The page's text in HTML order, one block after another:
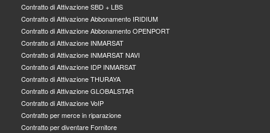
Contratto di Attivazione SBD + LBS
Contratto di Attivazione Abbonamento IRIDIUM
Contratto di Attivazione Abbonamento OPENPORT
Contratto di Attivazione INMARSAT
Contratto di Attivazione INMARSAT NAVI
Contratto di Attivazione IDP INMARSAT
Contratto di Attivazione THURAYA
Contratto di Attivazione GLOBALSTAR
Contratto di Attivazione VoIP
Contratto per merce in riparazione
Contratto per diventare Fornitore